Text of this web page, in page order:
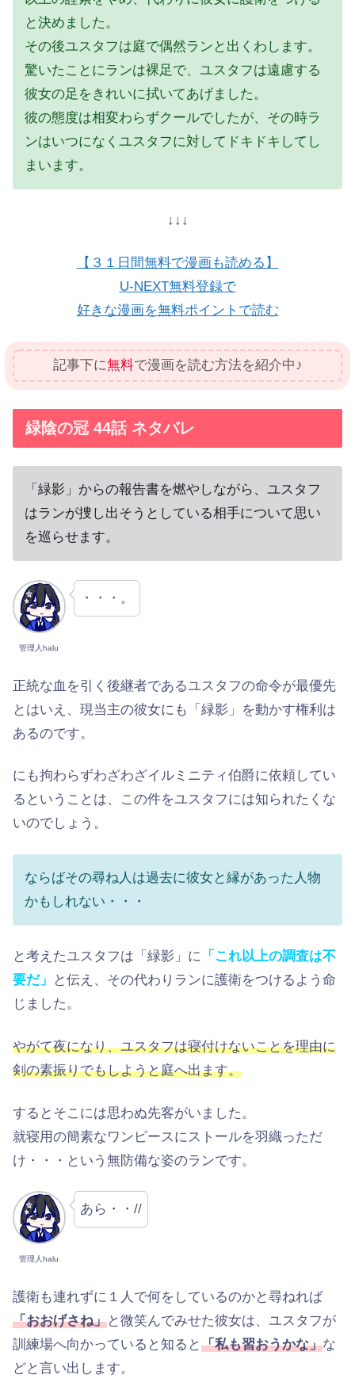
と決めました。
その後ユスタフは庭で偶然ランと出くわします。
驚いたことにランは裸足で、ユスタフは遠慮する
彼女の足をきれいに拭いてあげました。
彼の態度は相変わらずクールでしたが、その時ラ
ンはいつになくユスタフに対してドキドキしてし
まいます。
↓↓↓
【３１日間無料で漫画も読める】
U-NEXT無料登録で
好きな漫画を無料ポイントで読む
記事下に無料で漫画を読む方法を紹介中♪
緑陰の冠 44話 ネタバレ
「緑影」からの報告書を燃やしながら、ユスタフ
はランが捜し出そうとしている相手について思い
を巡らせます。
管理人halu
・・・。
正統な血を引く後継者であるユスタフの命令が最優先
とはいえ、現当主の彼女にも「緑影」を動かす権利は
あるのです。
にも拘わらずわざわざイルミニティ伯爵に依頼してい
るということは、この件をユスタフには知られたくな
いのでしょう。
ならばその尋ね人は過去に彼女と縁があった人物
かもしれない・・・
と考えたユスタフは「緑影」に 「これ以上の調査は不
要だ」
と伝え、その代わりランに護衛をつけるよう命
じました。
やがて夜になり、ユスタフは寝付けないことを理由に
剣の素振りでもしようと庭へ出ます。
するとそこには思わぬ先客がいました。
就寝用の簡素なワンピースにストールを羽織っただ
け・・・という無防備な姿のランです。
管理人halu
あら・・//
護衛も連れずに１人で何をしているのかと尋ねれば
「おおげさね」と微笑んでみせた彼女は、ユスタフが
訓練場へ向かっていると知ると「私も習おうかな」な
どと言い出します。